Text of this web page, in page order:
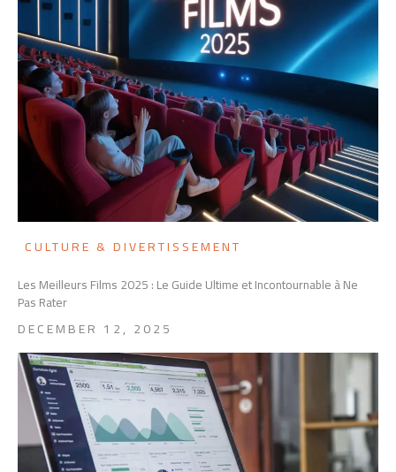
CULTURE & DIVERTISSEMENT
Les Meilleurs Films 2025 : Le Guide Ultime et Incontournable à Ne
Pas Rater
DECEMBER 12, 2025